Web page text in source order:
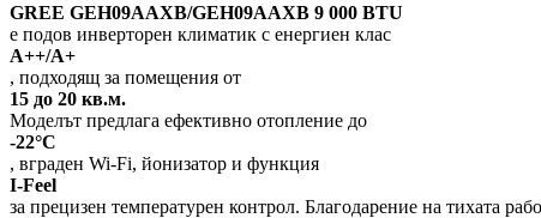
GREE GEH09AAXB/GEH09AAXB 9 000 BTU
е подов инверторен климатик с енергиен клас
A++/A+
, подходящ за помещения от
15 до 20 кв.м.
Моделът предлага ефективно отопление до
-22°C
, вграден Wi-Fi, йонизатор и функция
I-Feel
за прецизен температурен контрол. Благодарение на тихата